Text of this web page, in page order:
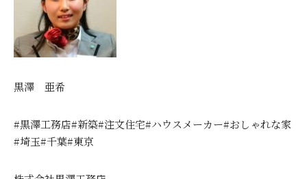
黒澤 亜希
#黒澤工務店#新築#注文住宅#ハウスメーカー#おしゃれな家
#埼玉#千葉#東京